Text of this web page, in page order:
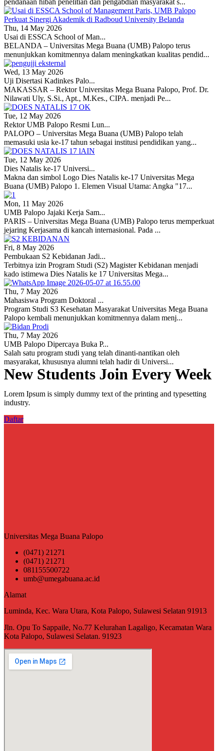
pendanaan hibah penelitian dan pengabdian masyarakat s...
Thu, 14 May 2026
Usai di ESSCA School of Man...
BELANDA – Universitas Mega Buana (UMB) Palopo terus
menunjukkan komitmennya dalam meningkatkan kualitas pendid...
Wed, 13 May 2026
Uji Disertasi Kadinkes Palo...
MAKASSAR – Rektor Universitas Mega Buana Palopo, Prof. Dr.
Nilawati Uly, S.Si., Apt., M.Kes., CIPA. menjadi Pe...
Tue, 12 May 2026
Rektor UMB Palopo Resmi Lun...
PALOPO – Universitas Mega Buana (UMB) Palopo telah
memasuki usia ke-17 tahun sebagai institusi pendidikan yang...
Tue, 12 May 2026
Dies Natalis ke-17 Universi...
Makna dan simbol Logo Dies Natalis ke-17 Universitas Mega
Buana (UMB) Palopo 1. Elemen Visual Utama: Angka "17...
Mon, 11 May 2026
UMB Palopo Jajaki Kerja Sam...
PARIS – Universitas Mega Buana (UMB) Palopo terus memperkuat
jejaring Kerjasama di kancah internasional. Pada ...
Fri, 8 May 2026
Pembukaan S2 Kebidanan Jadi...
Terbitnya izin Program Studi (S2) Magister Kebidanan menjadi
kado istimewa Dies Natalis ke 17 Universitas Mega...
Thu, 7 May 2026
Mahasiswa Program Doktoral ...
Program Studi S3 Kesehatan Masyarakat Universitas Mega Buana
Palopo kembali menunjukkan komitmennya dalam menj...
Thu, 7 May 2026
UMB Palopo Dipercaya Buka P...
Salah satu program studi yang telah dinanti-nantikan oleh
masyarakat, khususnya alumni telah hadir di Universi...
New Students Join Every Week
Lorem Ipsum is simply dummy text of the printing and typesetting
industry.
Daftar
Universitas Mega Buana Palopo
(0471) 21271
(0471) 21271
081155500722
umb@umegabuana.ac.id
Alamat
Luminda, Kec. Wara Utara, Kota Palopo, Sulawesi Selatan 91913
Jln. Opu To Sappaile, No.77 Kelurahan Lagaligo, Kecamatan Wara
Kota Palopo, Sulawesi Selatan. 91923